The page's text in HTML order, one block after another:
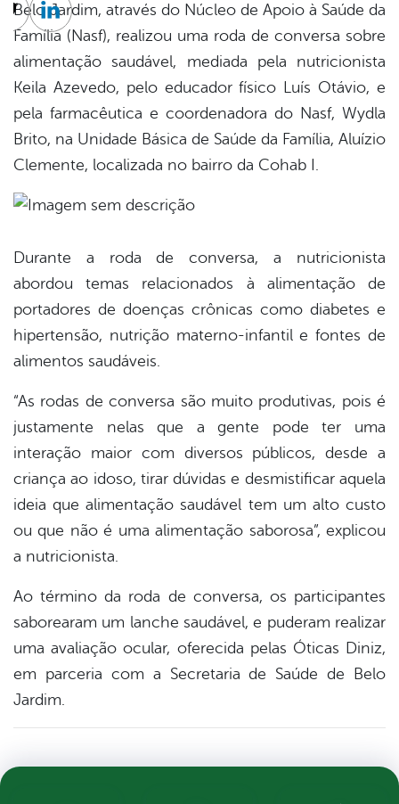
Belo Jardim, através do Núcleo de Apoio à Saúde da
Família (Nasf), realizou uma roda de conversa sobre
alimentação saudável, mediada pela nutricionista
Keila Azevedo, pelo educador físico Luís Otávio, e
pela farmacêutica e coordenadora do Nasf, Wydla
Brito, na Unidade Básica de Saúde da Família, Aluízio
Clemente, localizada no bairro da Cohab I.
Durante a roda de conversa, a nutricionista
abordou temas relacionados à alimentação de
portadores de doenças crônicas como diabetes e
hipertensão, nutrição materno-infantil e fontes de
alimentos saudáveis.
“As rodas de conversa são muito produtivas, pois é
justamente nelas que a gente pode ter uma
interação maior com diversos públicos, desde a
criança ao idoso, tirar dúvidas e desmistificar aquela
ideia que alimentação saudável tem um alto custo
ou que não é uma alimentação saborosa”, explicou
a nutricionista.
Ao término da roda de conversa, os participantes
saborearam um lanche saudável, e puderam realizar
uma avaliação ocular, oferecida pelas Óticas Diniz,
em parceria com a Secretaria de Saúde de Belo
Jardim.
Twitter
Linkedin